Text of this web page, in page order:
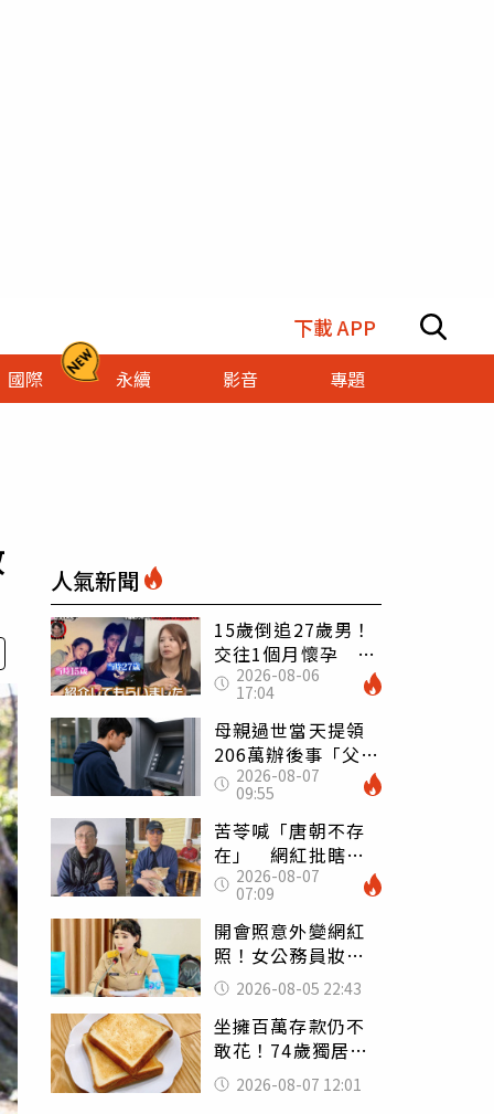
下載 APP
國際 永續 影音 專題
人氣新聞
15歲倒追27歲男！
交往1個月懷孕 36
歲當阿嬤故事曝光
2026-08-06
17:04
母親過世當天提領
206萬辦後事「父子
遭判刑」 律師：
搶錢先下手是罪
2026-08-07
09:55
苦苓喊「唐朝不存
在」 網紅批瞎編
歷史：李白、杜甫
用鮮卑文寫詩？
2026-08-07
07:09
開會照意外變網紅
照！女公務員妝容
掀2千則留言 本人
怒嗆：化妝有錯嗎
2026-08-05 22:43
坐擁百萬存款仍不
敢花！74歲獨居翁
「1餐只吃1片吐
司」 半年後暴瘦
2026-08-07 12:01